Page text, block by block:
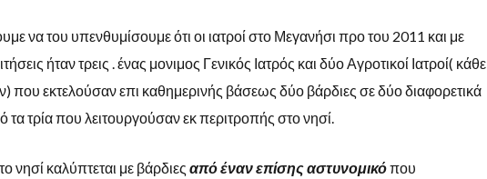
να του υπενθυμίσουμε ότι οι ιατροί στο Μεγανήσι προ του 2011 και με
ήταν τρεις . ένας μονιμος Γενικός Ιατρός και δύο Αγροτικοί Ιατροί( κάθε
που εκτελούσαν επι καθημερινής βάσεως δύο βάρδιες σε δύο διαφορετικά
τα τρία που λειτουργούσαν εκ περιτροπής στο νησί.
νησί καλύπτεται με βάρδιες από έναν επίσης αστυνομικόπου